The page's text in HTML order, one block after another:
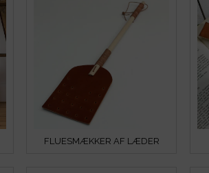
FLUESMÆKKER AF LÆDER